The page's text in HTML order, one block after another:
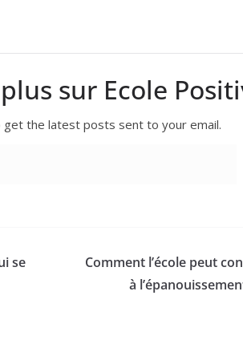
sur Ecole
get the latest posts sent to your email.
se
Comment l’école peut
à